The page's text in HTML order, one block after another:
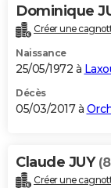
Dominique
Créer une
Naissance
25/05/1972 à
Décès
05/03/2017 à
Claude JUY
Créer une